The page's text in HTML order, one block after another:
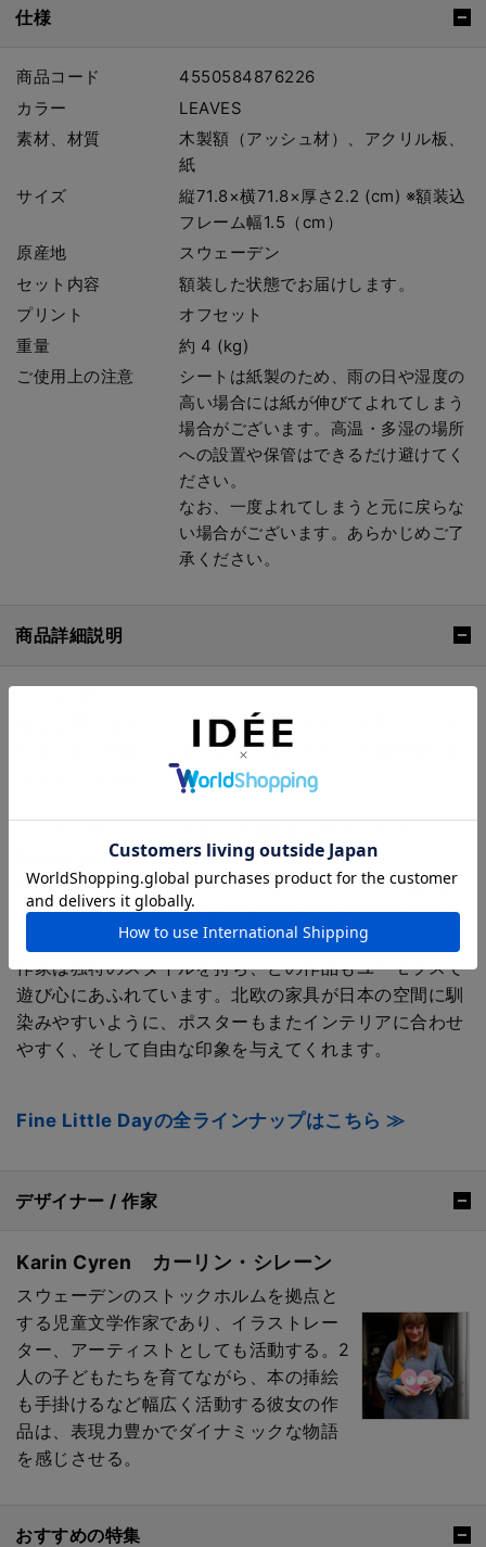
仕様
商品コード
4550584876226
カラー
LEAVES
素材、材質
木製額（アッシュ材）、アクリル板、
紙
サイズ
縦71.8×横71.8×厚さ2.2 (cm) ※額装込
フレーム幅1.5（cm）
原産地
スウェーデン
セット内容
額装した状態でお届けします。
プリント
オフセット
重量
約 4 (kg)
ご使用上の注意
シートは紙製のため、雨の日や湿度の
高い場合には紙が伸びてよれてしまう
場合がございます。高温・多湿の場所
への設置や保管はできるだけ避けてく
ださい。
なお、一度よれてしまうと元に戻らな
い場合がございます。あらかじめご了
承ください。
商品詳細説明
連なる葉っぱをシンプルに描いています。水彩のにじみ
やゆらぎ、純粋でみずみずしいタッチが、生活空間にエ
ネルギーを与えてくれるような作品です。
Elisabeth Dunker (エリーサベット・デュンケル)と、
Ulrika E.Engberg (ウルリカ E.エングベリ)の手掛ける
プロジェクト "Fine Little Day"より、アーティストとコ
ラボレーションしたポスターを紹介します。それぞれの
作家は独特のスタイルを持ち、どの作品もユーモラスで
遊び心にあふれています。北欧の家具が日本の空間に馴
染みやすいように、ポスターもまたインテリアに合わせ
やすく、そして自由な印象を与えてくれます。
Fine Little Dayの全ラインナップはこちら ≫
デザイナー / 作家
Karin Cyren カーリン・シレーン
スウェーデンのストックホルムを拠点と
する児童文学作家であり、イラストレー
ター、アーティストとしても活動する。2
人の子どもたちを育てながら、本の挿絵
も手掛けるなど幅広く活動する彼女の作
品は、表現力豊かでダイナミックな物語
を感じさせる。
おすすめの特集